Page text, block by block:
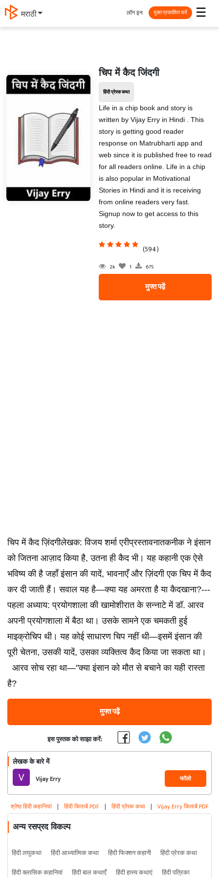
मराठी ☰
लॉग इन मुक्त प्रकाशित करें
चिप में कैद जिंदगी
हिंदी प्रेरक कथा
Life in a chip book and story is
written by Vijay Erry in Hindi . This
story is getting good reader
response on Matrubharti app and
web since it is published free to read
for all readers online. Life in a chip
is also popular in Motivational
Stories in Hindi and it is receiving
from online readers very fast.
Signup now to get access to this
story.
(594)
2k 1 675
मुफ्त पढ़ें
चिप में कैद ज़िंदगीलेखक: विजय शर्मा एरीप्रस्तावनातकनीक ने इंसान
को जितना आज़ाद किया है, उतना ही कैद भी। यह कहानी एक ऐसे
भविष्य की है जहाँ इंसान की यादें, भावनाएँ और ज़िंदगी एक चिप में कैद
कर दी जाती हैं। सवाल यह है—क्या यह अमरता है या कैदखाना?---
पहला अध्याय: प्रयोगशाला की खामोशीरात के सन्नाटे में डॉ. आरव
अपनी प्रयोगशाला में बैठा था। उसके सामने एक चमकती हुई
माइक्रोचिप थी। यह कोई साधारण चिप नहीं थी—इसमें इंसान की
पूरी चेतना, उसकी यादें, उसका व्यक्तित्व कैद किया जा सकता था।
आरव सोच रहा था—"क्या इंसान को मौत से बचाने का यही रास्ता
है?
मुफ्त पढ़ें
इस पुस्तक को साझा करें:
लेखक के बारे में
Vijay Erry फॉलो
श्रेष्ठ हिंदी कहानियां | हिंदी किताबें PDF | हिंदी प्रेरक कथा | Vijay Erry किताबें PDF
अन्य रसप्रद विकल्प
हिंदी लघुकथा हिंदी आध्यात्मिक कथा हिंदी फिक्शन कहानी
हिंदी प्रेरक कथा
हिंदी क्लासिक कहानियां
हिंदी बाल कथाएँ हिंदी हास्य कथाएं हिंदी पत्रिका